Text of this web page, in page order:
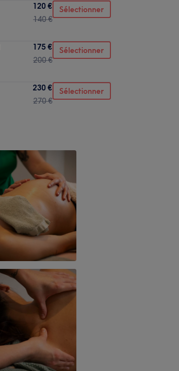
120 €
140 €
Sélectionner
175 €
200 €
Sélectionner
230 €
270 €
Sélectionner